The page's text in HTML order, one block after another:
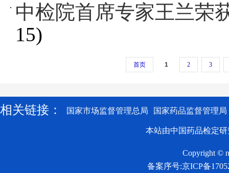
中检院首席专家王兰荣
15)
首页 1 2 3
相关链接： 国家市场监督管理总局 国家药品监督管理局
本站由中国药品检定
Copyright ©
备案序号:京ICP备